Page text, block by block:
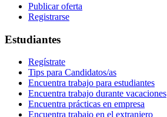
Publicar oferta
Registrarse
Estudiantes
Regístrate
Tips para Candidatos/as
Encuentra trabajo para estudiantes
Encuentra trabajo durante vacaciones
Encuentra prácticas en empresa
Encuentra trabajo en el extranjero